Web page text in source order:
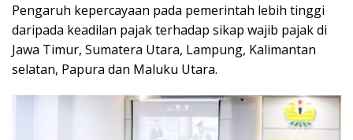
Pengaruh kepercayaan pada pemerintah lebih tinggi
daripada keadilan pajak terhadap sikap wajib pajak di
Jawa Timur, Sumatera Utara, Lampung, Kalimantan
selatan, Papura dan Maluku Utara.